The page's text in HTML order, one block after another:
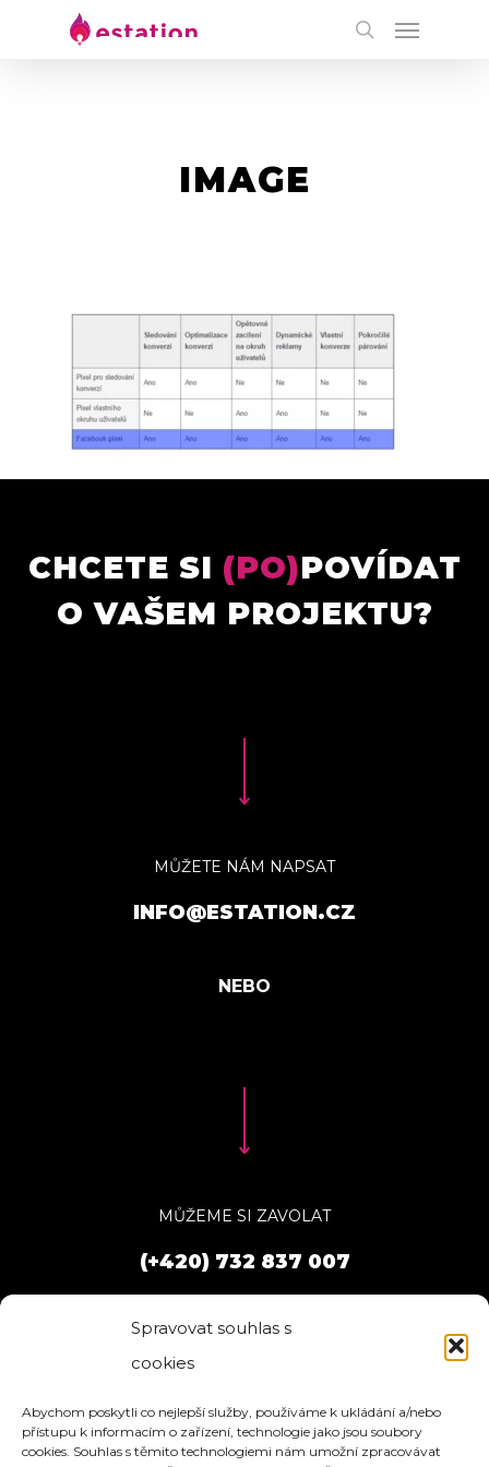
Spravovat souhlas s
cookies
Abychom poskytli co nejlepší služby, používáme k ukládání a/nebo
přístupu k informacím o zařízení, technologie jako jsou soubory
cookies. Souhlas s těmito technologiemi nám umožní zpracovávat
IMAGE
CHCETE SI (PO)POVÍDAT
O VAŠEM PROJEKTU?
MŮŽETE NÁM NAPSAT
INFO@ESTATION.CZ
MŮŽEME SI ZAVOLAT
(+420) 732 837 007